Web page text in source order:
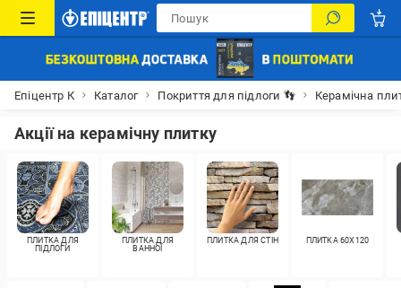
Епіцентр К Каталог Покриття для підлоги 👣 Керамічна
Акції на керамічну плитку
ПЛИТКА ДЛЯ
ПІДЛОГИ
ПЛИТКА ДЛЯ
ВАННОЇ
ПЛИТКА ДЛЯ СТІН ПЛИТКА 60X120